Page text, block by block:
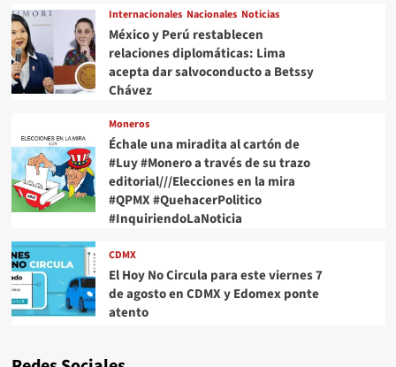
Internacionales Nacionales Noticias
México y Perú restablecen
relaciones diplomáticas: Lima
acepta dar salvoconducto a Betssy
Chávez
Moneros
Échale una miradita al cartón de
#Luy #Monero a través de su trazo
editorial///Elecciones en la mira
#QPMX #QuehacerPolitico
#InquiriendoLaNoticia
CDMX
El Hoy No Circula para este viernes 7
de agosto en CDMX y Edomex ponte
atento